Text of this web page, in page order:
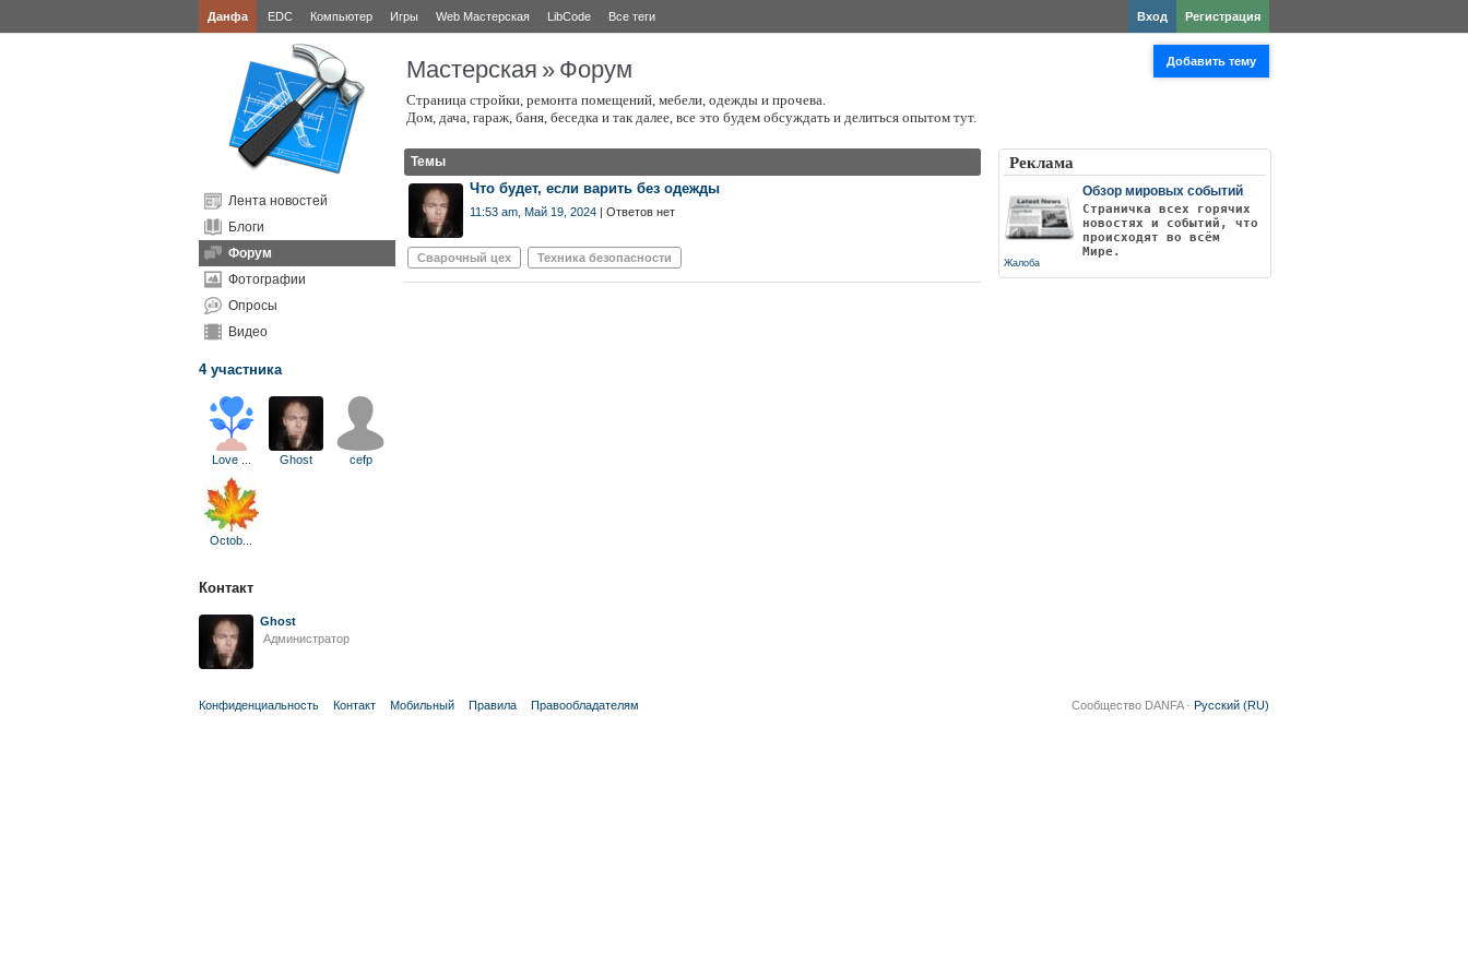
Данфа EDC Компьютер Игры Web Мастерская LibCode Все теги Регистрация
Вход
Лента новостей
Блоги
Форум
Фотографии
Опросы
Видео
4 участника
Love Ghost cefp
Octob
Контакт
Ghost
Администратор
Добавить тему
Мастерская » Форум
Страница стройки, ремонта помещений, мебели, одежды и прочева.
Дом, дача, гараж, баня, беседка и так далее, все это будем обсуждать и делиться опытом тут.
Темы
Что будет, если варить без одежды
11:53 am, Май 19, 2024 | Ответов нет
Сварочный цех Техника безопасности
Реклама
Обзор мировых событий
Страничка всех горячих
новостях и событий, что
происходят во всём
Мире.
Жалоба
Конфиденциальность Контакт Мобильный Правила Правообладателям Сообщество DANFA · Русский (RU)